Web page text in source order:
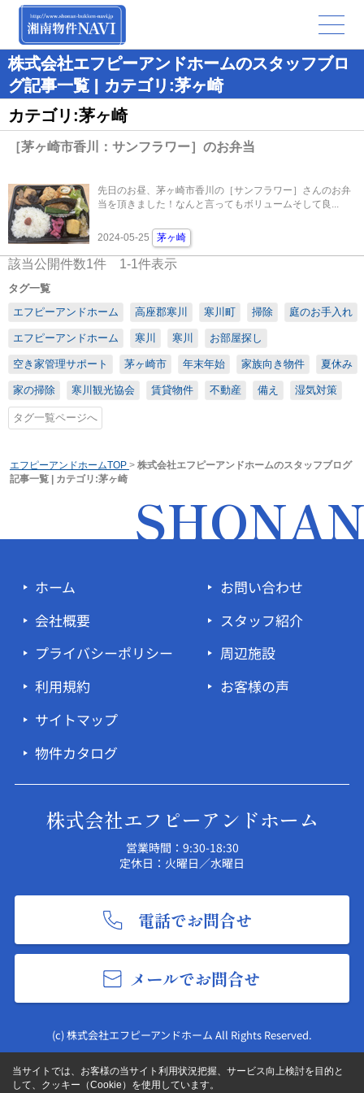
株式会社エフピーアンドホームのスタッフブロ
グ記事一覧 | カテゴリ:茅ヶ崎
カテゴリ:茅ヶ崎
［茅ヶ崎市香川：サンフラワー］のお弁当
先日のお昼、茅ヶ崎市香川の［サンフラワー］さんのお弁
当を頂きました！なんと言ってもボリュームそして良...
2024-05-25 茅ヶ崎
該当公開件数1件 1-1件表示
タグ一覧
エフピーアンドホーム
高座郡寒川 寒川町 掃除 庭のお手入れ
エフピーアンドホーム 寒川 寒川 お部屋探し
空き家管理サポート 茅ヶ崎市 年末年始 家族向き物件 夏休み
家の掃除 寒川観光協会 賃貸物件 不動産 備え 湿気対策
タグ一覧ページへ
エフピーアンドホームTOP > 株式会社エフピーアンドホームのスタッフブログ
記事一覧 | カテゴリ:茅ヶ崎
ホーム
会社概要
プライバシーポリシー
利用規約
サイトマップ
物件カタログ
お問い合わせ
スタッフ紹介
周辺施設
お客様の声
株式会社エフピーアンドホーム
営業時間：9:30-18:30
定休日：火曜日／水曜日
電話でお問合せ
メールでお問合せ
(c) 株式会社エフピーアンドホーム All Rights Reserved.
当サイトでは、お客様の当サイト利用状況把握、サービス向上検討を目的と
して、クッキー（Cookie）を使用しています。